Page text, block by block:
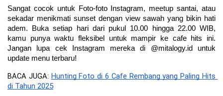
Sangat cocok untuk Foto-foto Instagram, meetup santai, atau
sekadar menikmati sunset dengan view sawah yang bikin hati
adem. Buka setiap hari dari pukul 10.00 hingga 22.00 WIB,
kamu punya waktu fleksibel untuk mampir ke cafe hits ini.
Jangan lupa cek Instagram mereka di @mitalogy.id untuk
update menu terbaru!
BACA JUGA: Hunting Foto di 6 Cafe Rembang yang Paling Hits
di Tahun 2025